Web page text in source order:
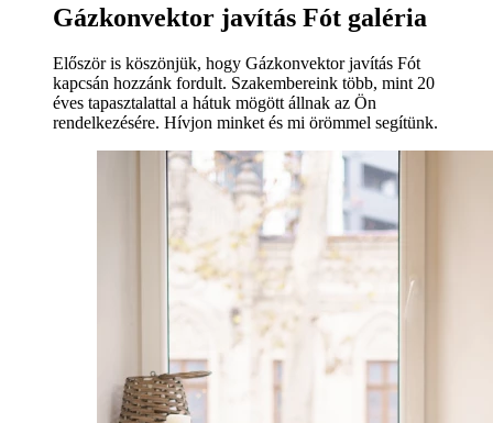
Gázkonvektor javítás Fót galéria
Először is köszönjük, hogy Gázkonvektor javítás Fót
kapcsán hozzánk fordult. Szakembereink több, mint 20
éves tapasztalattal a hátuk mögött állnak az Ön
rendelkezésére. Hívjon minket és mi örömmel segítünk.